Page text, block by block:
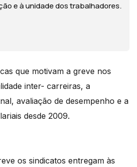
e à unidade dos trabalhadores.
que motivam a greve nos
inter- carreiras, a
avaliação de desempenho e a
desde 2009.
os sindicatos entregam às